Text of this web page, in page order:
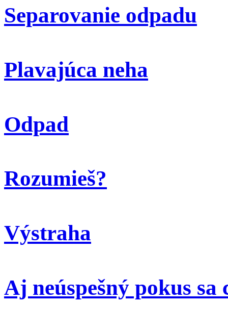
Separovanie odpadu
Plavajúca neha
Odpad
Rozumieš?
Výstraha
Aj neúspešný pokus sa